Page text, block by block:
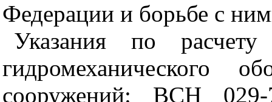
Федерации и борьбе с
Указания по расчету
гидромеханического
сооружений: ВСН